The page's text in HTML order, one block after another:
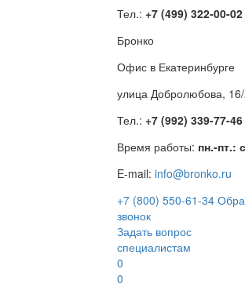
Тел.: +7 (499) 322-00-02
Бронко
Офис в Екатеринбурге
улица Добролюбова, 16/
Тел.: +7 (992) 339-77-46
Время работы: пн.-пт.:
E-mail: info@bronko.ru
+7 (800) 550-61-34
звонок
Задать вопрос
специалистам
0
0